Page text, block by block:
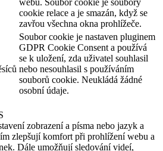
cookie relace a je smazán, když se
zavřou všechna okna prohlížeče.
Soubor cookie je nastaven pluginem
GDPR Cookie Consent a používá
se k uložení, zda uživatel souhlasil
nebo nesouhlasil s používáním
souborů cookie. Neukládá žádné
osobní údaje.
zobrazení a písma nebo jazyk a
zlepšují komfort při prohlížení webu a
Dále umožňují sledování videí,